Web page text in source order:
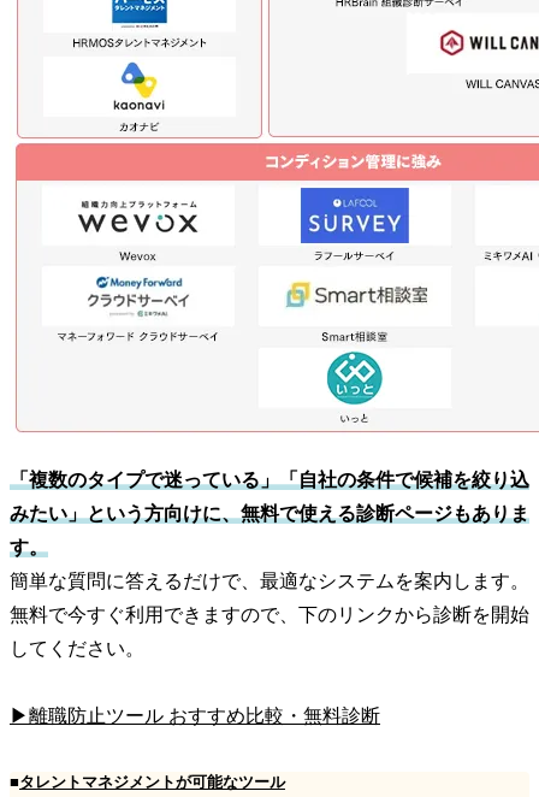
「複数のタイプで迷っている」「自社の条件で候補を絞り込
みたい」という方向けに、無料で使える診断ページもありま
す。
簡単な質問に答えるだけで、最適なシステムを案内します。
無料で今すぐ利用できますので、下のリンクから診断を開始
してください。
▶離職防止ツール おすすめ比較・無料診断
■タレントマネジメントが可能なツール